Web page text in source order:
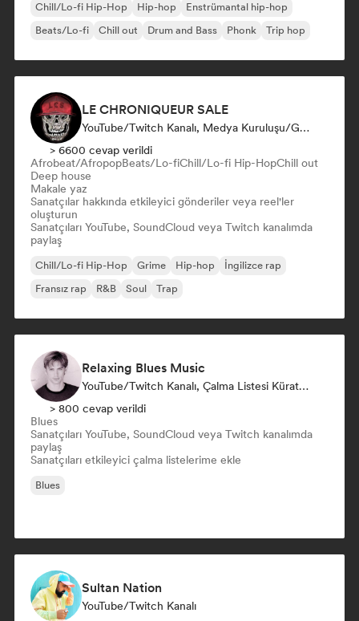
Chill/Lo-fi Hip-Hop Hip-hop
Enstrümantal hip-hop
Beats/Lo-fi
Chill out Drum and Bass Phonk Trip hop
LE CHRONIQUEUR SALE
YouTube/Twitch Kanalı, Medya Kuruluşu/Gazeteci, Sosyal Medya Etkileyici
> 6600 cevap verildi
Afrobeat/AfropopBeats/Lo-fiChill/Lo-fi Hip-HopChill out
Deep house
Makale yaz
Sanatçılar hakkında etkileyici gönderiler veya reel'ler
oluşturun
Sanatçıları YouTube, SoundCloud veya Twitch kanalımda
paylaş
Chill/Lo-fi Hip-Hop Grime Hip-hop
İngilizce rap
Fransız rap
R&B Soul Trap
Relaxing Blues Music
YouTube/Twitch Kanalı, Çalma Listesi Küratörü
> 800 cevap verildi
Blues
Sanatçıları YouTube, SoundCloud veya Twitch kanalımda
paylaş
Sanatçıları etkileyici çalma listelerime ekle
Blues
Sultan Nation
YouTube/Twitch Kanalı